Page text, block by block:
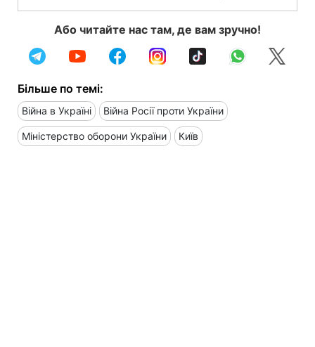
Або читайте нас там, де вам зручно!
Більше по темі:
Війна в Україні Війна Росії проти України
Міністерство оборони України Київ